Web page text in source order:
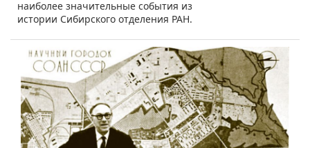
наиболее значительные события из
истории Сибирского отделения РАН.